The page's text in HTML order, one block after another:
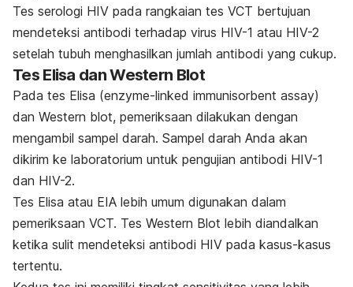
Tes serologi HIV pada rangkaian tes VCT bertujuan
mendeteksi antibodi terhadap virus HIV-1 atau HIV-2
setelah tubuh menghasilkan jumlah antibodi yang cukup.
Tes Elisa dan Western Blot
Pada tes Elisa (enzyme-linked immunisorbent assay)
dan Western blot, pemeriksaan dilakukan dengan
mengambil sampel darah. Sampel darah Anda akan
dikirim ke laboratorium untuk pengujian antibodi HIV-1
dan HIV-2.
Tes Elisa atau EIA lebih umum digunakan dalam
pemeriksaan VCT. Tes Western Blot lebih diandalkan
ketika sulit mendeteksi antibodi HIV pada kasus-kasus
tertentu.